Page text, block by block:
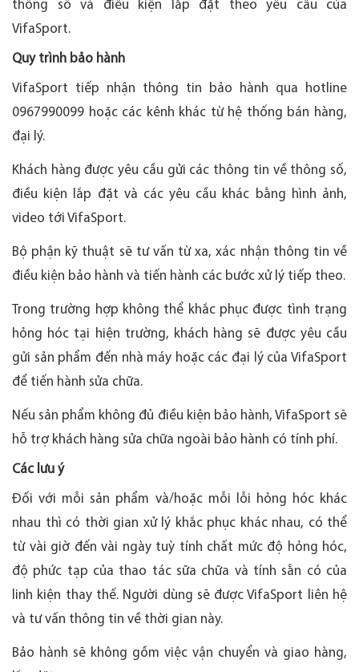
thông số và điều kiện lắp đặt theo yêu cầu của
VifaSport.
Quy trình bảo hành
VifaSport tiếp nhận thông tin bảo hành qua hotline
0967990099 hoặc các kênh khác từ hệ thống bán hàng,
đại lý.
Khách hàng được yêu cầu gửi các thông tin về thông số,
điều kiện lắp đặt và các yêu cầu khác bằng hình ảnh,
video tới VifaSport.
Bộ phận kỹ thuật sẽ tư vấn từ xa, xác nhận thông tin về
điều kiện bảo hành và tiến hành các bước xử lý tiếp theo.
Trong trường hợp không thể khắc phục được tình trạng
hỏng hóc tại hiện trường, khách hàng sẽ được yêu cầu
gửi sản phẩm đến nhà máy hoặc các đại lý của VifaSport
để tiến hành sửa chữa.
Nếu sản phẩm không đủ điều kiện bảo hành, VifaSport sẽ
hỗ trợ khách hàng sửa chữa ngoài bảo hành có tính phí.
Các lưu ý
Đối với mỗi sản phẩm và/hoặc mỗi lỗi hỏng hóc khác
nhau thì có thời gian xử lý khắc phục khác nhau, có thể
từ vài giờ đến vài ngày tuỳ tính chất mức độ hỏng hóc,
độ phức tạp của thao tác sữa chữa và tính sẵn có của
linh kiện thay thế. Người dùng sẽ được VifaSport liên hệ
và tư vấn thông tin về thời gian này.
Bảo hành sẽ không gồm việc vận chuyển và giao hàng,